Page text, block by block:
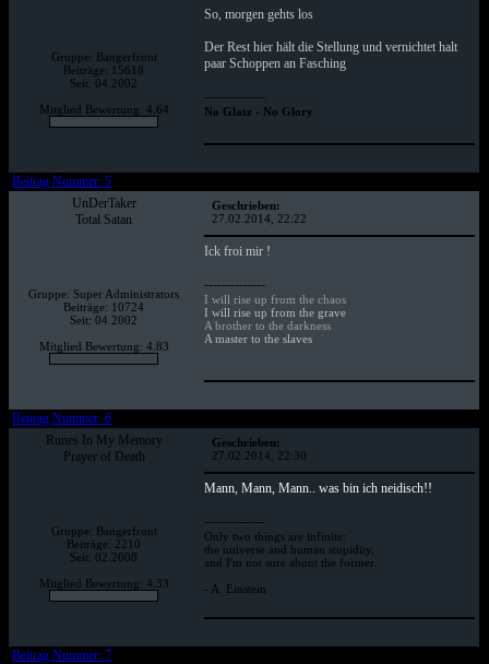
Gruppe: Bangerfront
Beiträge: 15618
Seit: 04.2002
Mitglied Bewertung: 4.64
So, morgen gehts los
Der Rest hier hält die Stellung und vernichtet halt
paar Schoppen an Fasching
--------------
No Glatz - No Glory
Beitrag Nummer: 5
UnDerTaker
Total Satan
Gruppe: Super Administrators
Beiträge: 10724
Seit: 04.2002
Mitglied Bewertung: 4.83
Geschrieben:
27.02.2014, 22:22
Ick froi mir !
--------------
I will rise up from the chaos
I will rise up from the grave
A brother to the darkness
A master to the slaves
Beitrag Nummer: 6
Runes In My Memory
Prayer of Death
Gruppe: Bangerfront
Beiträge: 2210
Seit: 02.2008
Mitglied Bewertung: 4.33
Geschrieben:
27.02.2014, 22:30
Mann, Mann, Mann.. was bin ich neidisch!!
--------------
Only two things are infinite:
the universe and human stupidity,
and I'm not sure about the former.
- A. Einstein
Beitrag Nummer: 7